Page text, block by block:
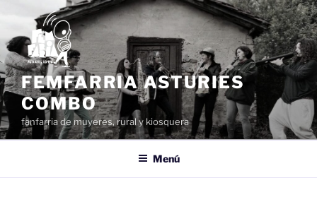
conteníu
FEMFARRIA ASTURIES
COMBO
fanfarria de muyeres, rural y kiosquera
Menú